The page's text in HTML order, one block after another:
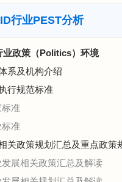
行业PEST分析
业政策（Politics）环境
系及机构介绍
行规范标准
标准
标准
关政策规划汇总及重点政策
发展相关政策汇总及解读